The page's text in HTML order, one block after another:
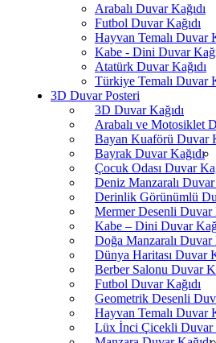
Arabalı Duvar Kağıdı
Futbol Duvar Kağıdı
Hayvan Temalı Duvar
Kabe - Dini Duvar
Atatürk Duvar Kağıdı
Türkiye Temalı Duvar
3D Duvar Posteri
3D Duvar Kağıdı
Arabalı ve Motosiklet
Bayan Kuaförü Duvar
Bayrak Duvar Kağıdı
Çocuk Odası Duvar
Deniz Manzaralı Duvar
Derinlik Görünümlü
Mermer Desenli Duvar
Kabe – Dini Duvar
Doğa Manzaralı Duvar
Dünya Haritası Duvar
Berber Salonu Duvar
Futbol Duvar Kağıdı
Geometrik Desenli
Hayvan Temalı Duvar
Lüx İnci Çicekli Duvar